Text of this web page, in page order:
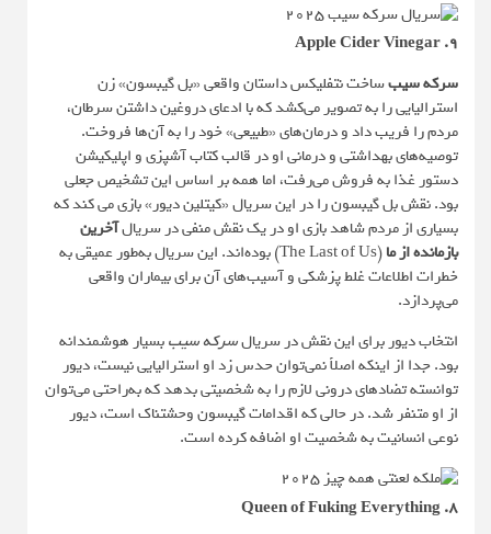
۹. Apple Cider Vinegar
سرکه سیبساخت نتفلیکس داستان واقعی «بل گیبسون» زن
استرالیایی را به تصویر می‌کشد که با ادعای دروغین داشتن سرطان،
مردم را فریب داد و درمان‌های «طبیعی» خود را به آن‌ها فروخت.
توصیه‌های بهداشتی و درمانی او در قالب کتاب آشپزی و اپلیکیشن
دستور غذا به فروش می‌رفت، اما همه بر اساس این تشخیص جعلی
بود. نقش بل گیبسون را در این سریال «کیتلین دیور» بازی می کند که
بسیاری از مردم شاهد بازی او در یک نقش منفی در سریالآخرین
بازمانده از ما
(The Last of Us) بوده‌اند. این سریال به‌طور عمیقی به
خطرات اطلاعات غلط پزشکی و آسیب‌های آن برای بیماران واقعی
می‌پردازد.
انتخاب دیور برای این نقش در سریالسرکه سیببسیار هوشمندانه
بود. جدا از اینکه اصلاً نمی‌توان حدس زد او استرالیایی نیست، دیور
توانسته تضادهای درونی لازم را به شخصیتی بدهد که به‌راحتی می‌توان
از او متنفر شد. در حالی که اقدامات گیبسون وحشتناک است، دیور
نوعی انسانیت به شخصیت او اضافه کرده است.
۸. Queen of Fuking Everything